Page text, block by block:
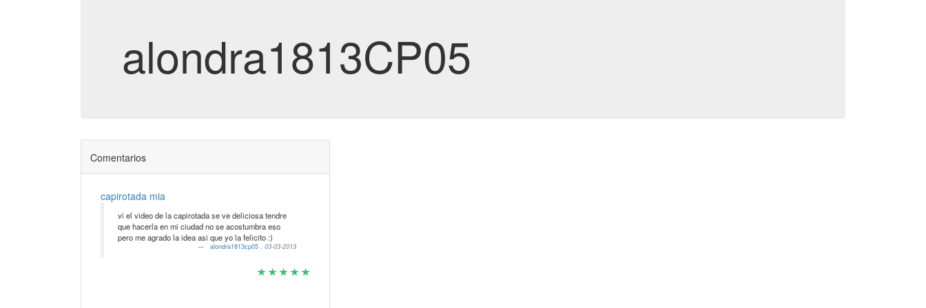
alondra1813CP05
Comentarios
capirotada mia
vi el video de la capirotada se ve deliciosa tendre
que hacerla en mi ciudad no se acostumbra eso
pero me agrado la idea asi que yo la felicito :)
alondra1813cp05,03-03-2013